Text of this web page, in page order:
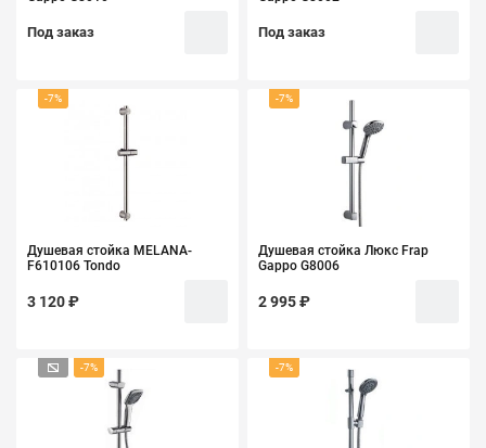
Под заказ Под заказ
-7%
Душевая стойка MELANA-
F610106 Tondo
3 120 ₽
-7%
Душевая стойка Люкс Frap
Gappo G8006
2 995 ₽
-7% -7%